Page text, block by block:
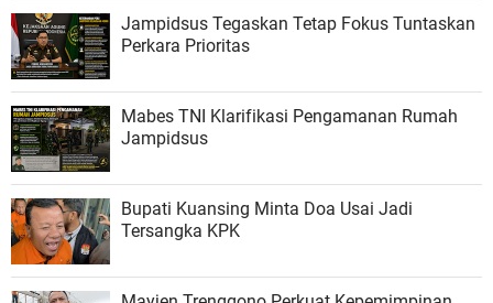
Jampidsus Tegaskan Tetap Fokus Tuntaskan
Perkara Prioritas
Mabes TNI Klarifikasi Pengamanan Rumah
Jampidsus
Bupati Kuansing Minta Doa Usai Jadi
Tersangka KPK